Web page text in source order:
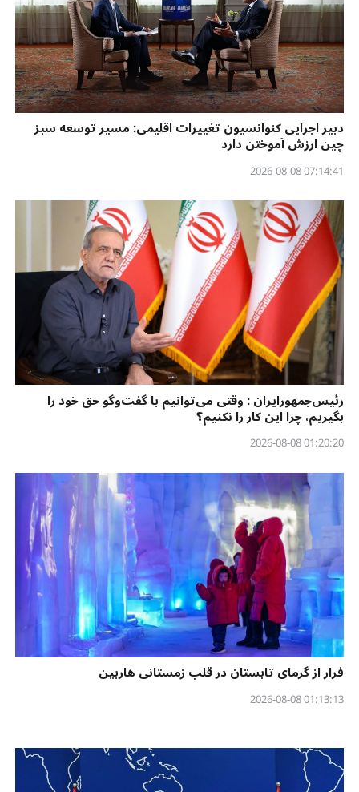
دبیر اجرایی کنوانسیون تغییرات اقلیمی: مسیر توسعه سبز
چین ارزش آموختن دارد
07:14:41 2026-08-08
رئیس‌جمهورایران : وقتی می‌توانیم با گفت‌وگو حق خود را
بگیریم، چرا این کار را نکنیم؟
01:20:20 2026-08-08
فرار از گرمای تابستان در قلب زمستانی هاربین
01:13:13 2026-08-08